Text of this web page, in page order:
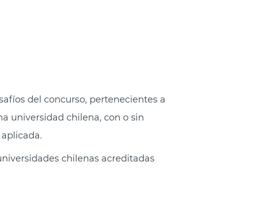
del concurso, pertenecientes a
universidad chilena, con o sin
chilenas acreditadas